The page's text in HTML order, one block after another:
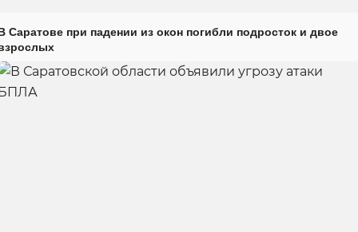
Саратове при падении из окон погибли подросток и двое